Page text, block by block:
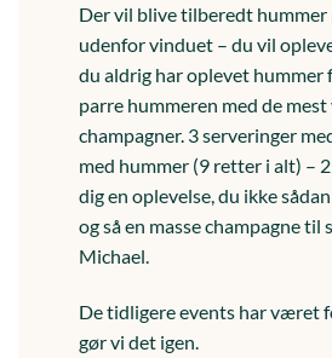
Der vil blive tilberedt hummer
udenfor vinduet – du vil
du aldrig har oplevet hummer
parre hummeren med de
champagner. 3 serveringer
med hummer (9 retter i alt) –
dig en oplevelse, du ikke
og så en masse champagne til
Michael.
De tidligere events har været
gør vi det igen.